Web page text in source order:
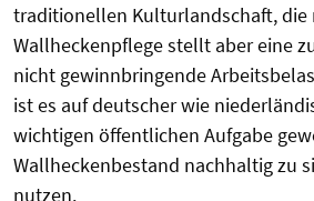
traditionellen Kulturlandschaft, die
Wallheckenpflege stellt aber eine
nicht gewinnbringende
ist es auf deutscher wie
wichtigen öffentlichen Aufgabe
Wallheckenbestand nachhaltig zu
nutzen.